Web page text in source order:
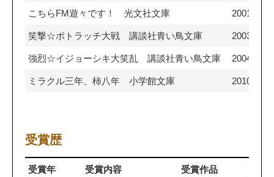
こちらFM遊々です！ 光文社文庫 2001
笑撃☆ポトラッチ大戦 講談社青い鳥文庫 2003
強烈☆イジョーシキ大笑乱 講談社青い鳥文庫 2004
ミラクル三年、柿八年 小学館文庫 2010
受賞歴
受賞年 受賞内容 受賞作品